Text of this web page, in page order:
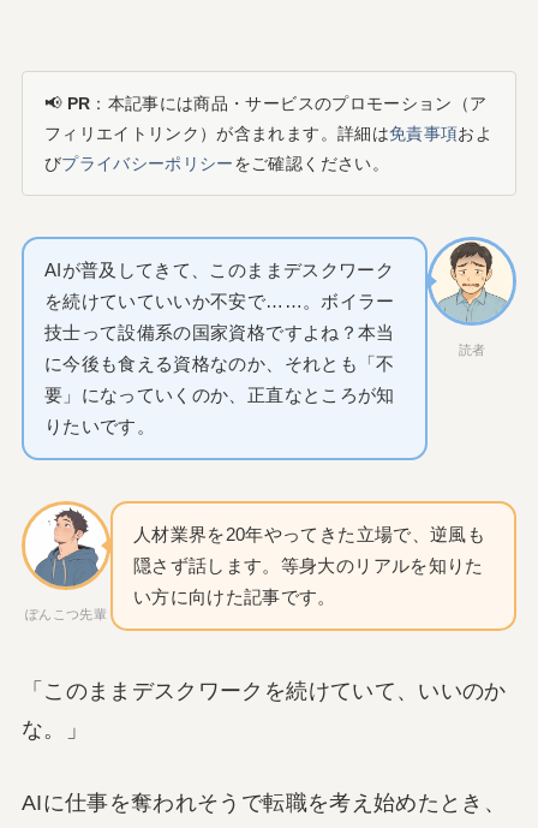
📢 PR ：本記事には商品・サービスのプロモーション（ア
フィリエイトリンク）が含まれます。詳細は免責事項およ
びプライバシーポリシーをご確認ください。
読者
AIが普及してきて、このままデスクワーク
を続けていていいか不安で……。ボイラー
技士って設備系の国家資格ですよね？本当
に今後も食える資格なのか、それとも「不
要」になっていくのか、正直なところが知
りたいです。
ぽんこつ先輩
人材業界を20年やってきた立場で、逆風も
隠さず話します。等身大のリアルを知りた
い方に向けた記事です。
「このままデスクワークを続けていて、いいのか
な。」
AIに仕事を奪われそうで転職を考え始めたとき、